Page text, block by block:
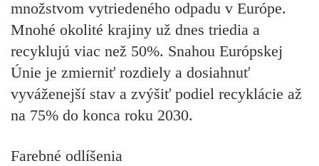
množstvom vytriedeného odpadu v Európe.
Mnohé okolité krajiny už dnes triedia a
recyklujú viac než 50%. Snahou Európskej
Únie je zmierniť rozdiely a dosiahnuť
vyváženejší stav a zvýšiť podiel recyklácie až
na 75% do konca roku 2030.
Farebné odlíšenia